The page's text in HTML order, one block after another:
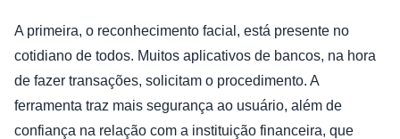
A primeira, o reconhecimento facial, está presente no
cotidiano de todos. Muitos aplicativos de bancos, na hora
de fazer transações, solicitam o procedimento. A
ferramenta traz mais segurança ao usuário, além de
confiança na relação com a instituição financeira, que